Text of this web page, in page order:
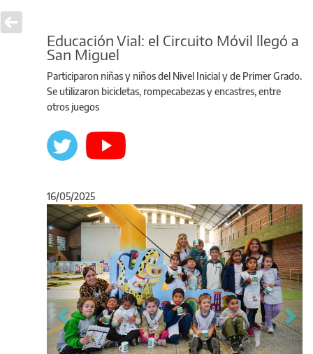
Educación Vial: el Circuito Móvil llegó a
San Miguel
Participaron niñas y niños del Nivel Inicial y de Primer Grado.
Se utilizaron bicicletas, rompecabezas y encastres, entre
otros juegos
16/05/2025
Anterior